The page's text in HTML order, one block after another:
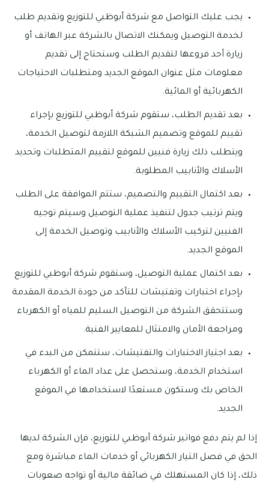
يجب عليك التواصل مع شركة أبوظبي للتوزيع وتقديم طلب
لخدمة التوصيل ويمكنك الاتصال بالشركة عبر الهاتف أو
زيارة أحد فروعها لتقديم الطلب وستحتاج إلى تقديم
معلومات مثل عنوان الموقع الجديد ومتطلبات الاحتياجات
الكهربائية أو المائية.
بعد تقديم الطلب، ستقوم شركة أبوظبي للتوزيع بإجراء
تقييم للموقع وتصميم الشبكة اللازمة لتوصيل الخدمة،
ويتطلب ذلك زيارة فنيين للموقع لتقييم المتطلبات وتحديد
الأسلاك والأنابيب المطلوبة.
بعد اكتمال التقييم والتصميم، ستتم الموافقة على الطلب
ويتم ترتيب جدول لتنفيذ عملية التوصيل وسيتم توجيه
الفنيين لتركيب الأسلاك والأنابيب وتوصيل الخدمة إلى
الموقع الجديد.
بعد اكتمال عملية التوصيل، وستقوم شركة أبوظبي للتوزيع
بإجراء اختبارات وتفتيشات للتأكد من جودة الخدمة المقدمة
وستتحقق الشركة من التوصيل السليم للمياه أو الكهرباء
ومراجعة الأمان والامتثال للمعايير الفنية.
بعد اجتياز الاختبارات والتفتيشات، ستتمكن من البدء في
استخدام الخدمة، وستحصل على عداد الماء أو الكهرباء
الخاص بك وستكون مستعدًا لاستخدامها في الموقع
الجديد.
إذا لم يتم دفع فواتير شركة أبوظبي للتوزيع، فإن الشركة لديها
الحق في فصل التيار الكهربائي أو خدمات الماء مباشرة ومع
ذلك، إذا كان المستهلك في ضائقة مالية أو تواجه صعوبات